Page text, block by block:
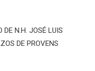
DE N.H. JOSÉ LUIS
DE PROVENS